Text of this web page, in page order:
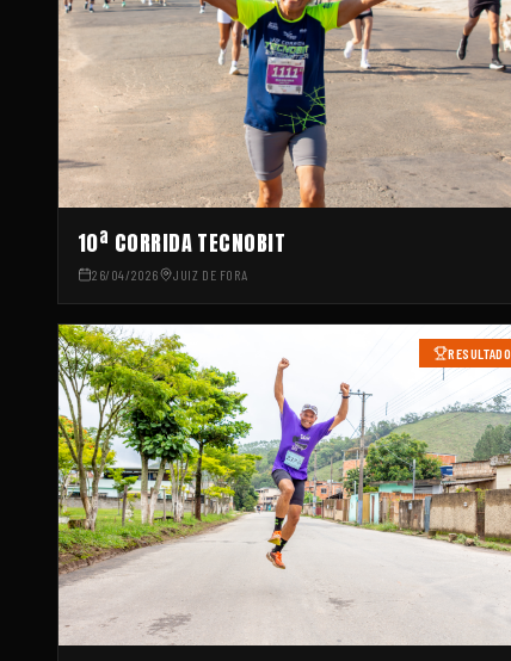
10ª CORRIDA TECNOBIT
26/04/2026 JUIZ DE FORA
RESULTADO